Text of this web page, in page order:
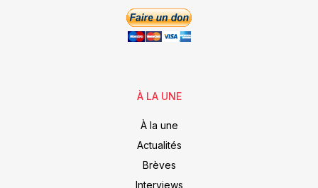
À LA UNE
À la une
Actualités
Brèves
Interviews